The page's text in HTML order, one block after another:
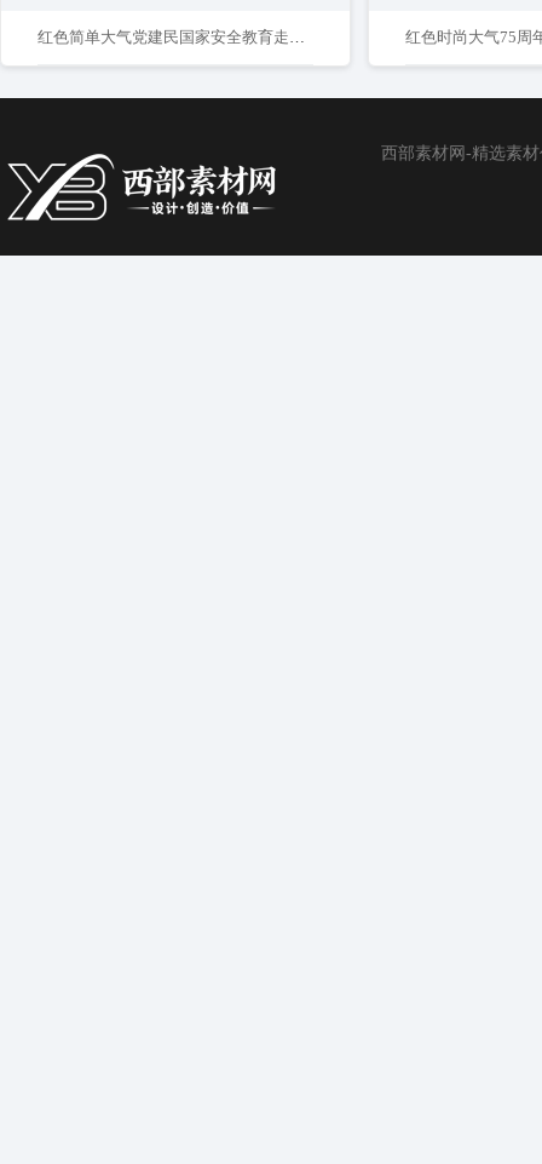
红色简单大气党建民国家安全教育走深走实十周年宣传展板 红色时尚大气75周
西部素材网-精选素